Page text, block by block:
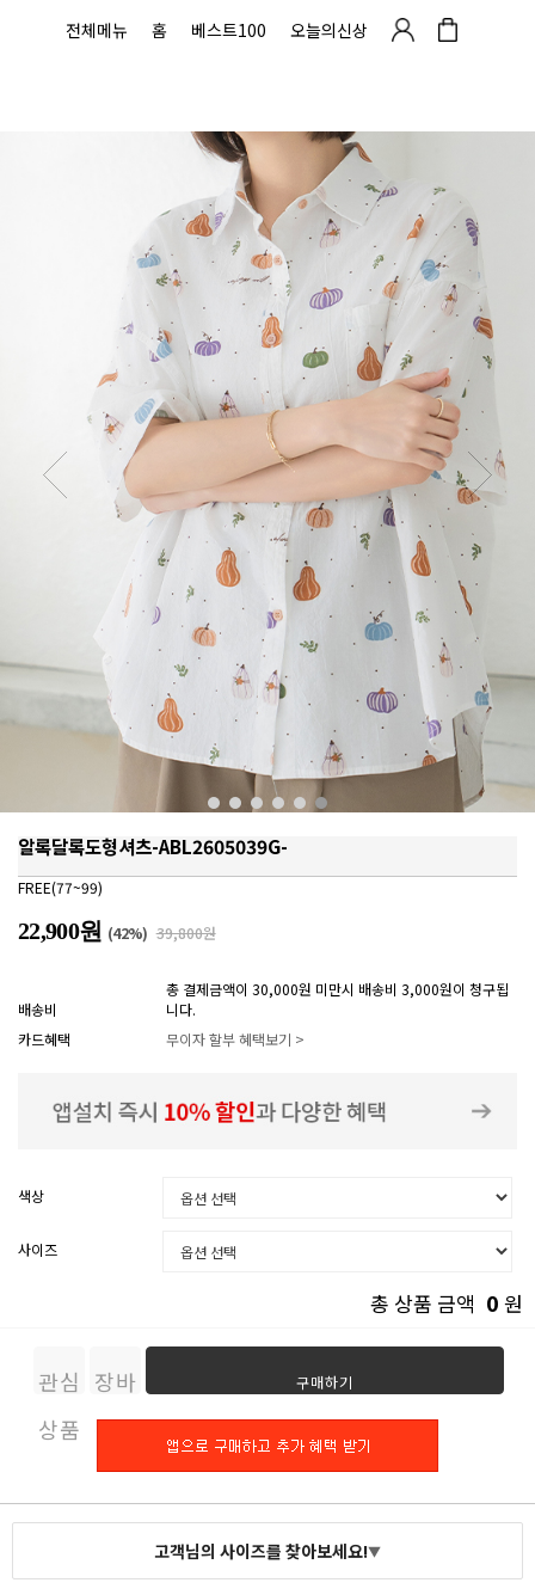
전체메뉴 홈 베스트100 오늘의신상
알록달록도형셔츠-ABL2605039G-
FREE(77~99)
22,900원 (42%) 39,800원
배송비
총 결제금액이 30,000원 미만시 배송비 3,000원이 청구됩
니다.
카드혜택
무이자 할부 혜택보기 >
색상
사이즈
총 상품 금액 0 원
관심
상품
장바
구니
구매하기
고객님의 사이즈를 찾아보세요!▼